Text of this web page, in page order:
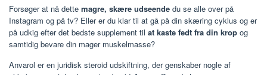
Forsøger at nå dette magre, skære udseende du se alle over på
Instagram og på tv? Eller er du klar til at gå på din skæring cyklus og er
på udkig efter det bedste supplement til at kaste fedt fra din krop og
samtidig bevare din mager muskelmasse?
Anvarol er en juridisk steroid udskiftning, der genskaber nogle af